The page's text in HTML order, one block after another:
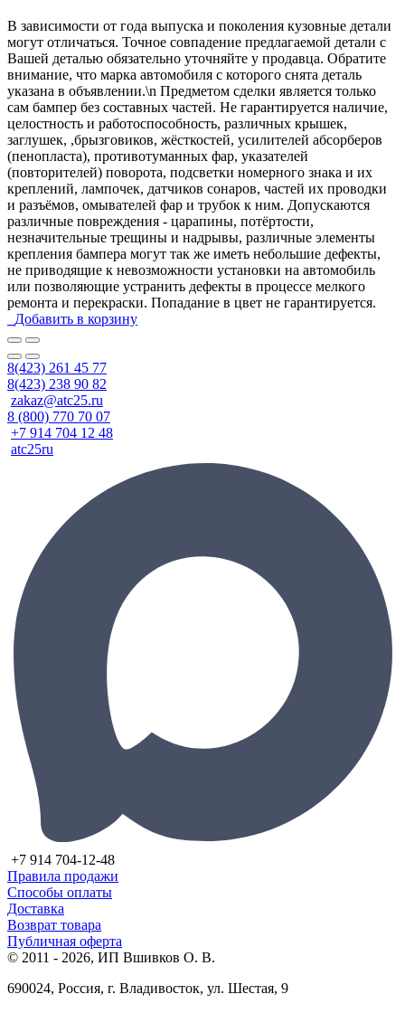
В зависимости от года выпуска и поколения кузовные детали
могут отличаться. Точное совпадение предлагаемой детали с
Вашей деталью обязательно уточняйте у продавца. Обратите
внимание, что марка автомобиля с которого снята деталь
указана в объявлении.\n Предметом сделки является только
сам бампер без составных частей. Не гарантируется наличие,
целостность и работоспособность, различных крышек,
заглушек, ,брызговиков, жёсткостей, усилителей абсорберов
(пенопласта), противотуманных фар, указателей
(повторителей) поворота, подсветки номерного знака и их
креплений, лампочек, датчиков сонаров, частей их проводки
и разъёмов, омывателей фар и трубок к ним. Допускаются
различные повреждения - царапины, потёртости,
незначительные трещины и надрывы, различные элементы
крепления бампера могут так же иметь небольшие дефекты,
не приводящие к невозможности установки на автомобиль
или позволяющие устранить дефекты в процессе мелкого
ремонта и перекраски. Попадание в цвет не гарантируется.
Добавить в корзину
8(423) 261 45 77
8(423) 238 90 82
zakaz@atc25.ru
8 (800) 770 70 07
+7 914 704 12 48
atc25ru
+7 914 704-12-48
Правила продажи
Способы оплаты
Доставка
Возврат товара
Публичная оферта
© 2011 - 2026, ИП Вшивков О. В.
690024, Россия, г. Владивосток, ул. Шестая, 9